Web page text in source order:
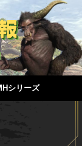
シリーズ